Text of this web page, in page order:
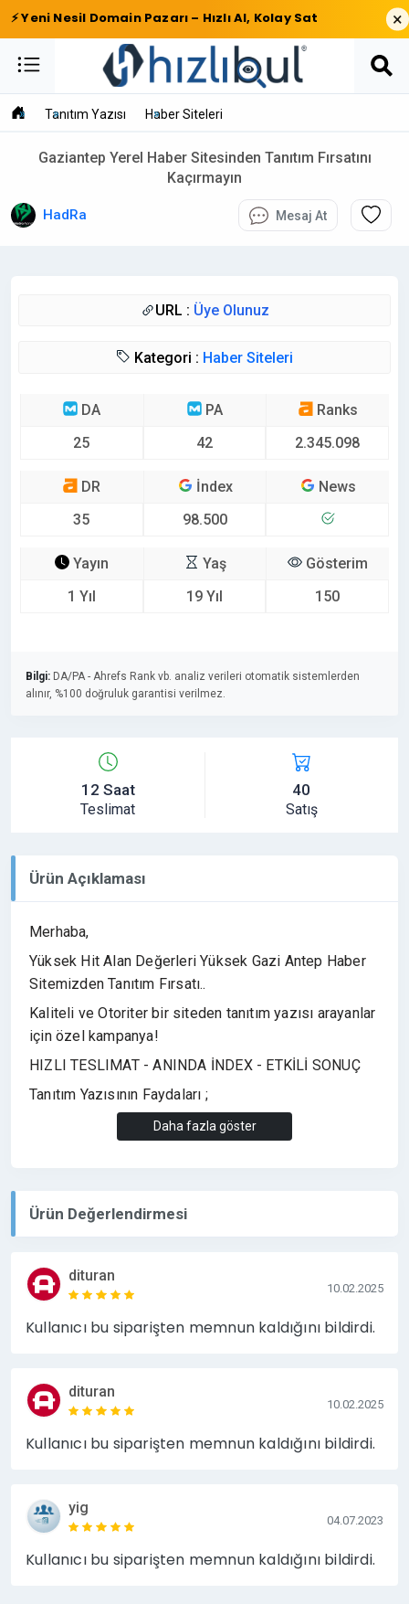
⚡ Yeni Nesil Domain Pazarı – Hızlı Al, Kolay Sat ×
Tanıtım Yazısı Haber Siteleri
Gaziantep Yerel Haber Sitesinden Tanıtım Fırsatını
Kaçırmayın
HadRa Mesaj At
URL : Üye Olunuz
Kategori : Haber Siteleri
DA
25
PA
42
Ranks
2.345.098
DR
35
İndex
98.500
News
Yayın
1 Yıl
Yaş
19 Yıl
Gösterim
150
Bilgi: DA/PA - Ahrefs Rank vb. analiz verileri otomatik sistemlerden
alınır, %100 doğruluk garantisi verilmez.
12 Saat
Teslimat
40
Satış
Ürün Açıklaması
Merhaba,
Yüksek Hit Alan Değerleri Yüksek Gazi Antep Haber
Sitemizden Tanıtım Fırsatı..
Kaliteli ve Otoriter bir siteden tanıtım yazısı arayanlar
için özel kampanya!
HIZLI TESLIMAT - ANINDA İNDEX - ETKİLİ SONUÇ
Tanıtım Yazısının Faydaları ;
Ürün/Marka, Web Site tanıtımı yapılabilir.
Sitenizin Google sıralamasında yükselmesine etki
eder.
Sitenizin popülerliğinizi arttırarak marka bilinirliği
sağlar.
Sitenizin Hitinin artmasına yardımcı olur.
BİLGİLENDİRME ;
gönderebilirsiniz.
çıkışı yapabilirsiniz, Link çıkışları Do Follow olarak
Daha fazla göster
Ürün Değerlendirmesi
dituran
10.02.2025
Kullanıcı bu siparişten memnun kaldığını bildirdi.
dituran
10.02.2025
Kullanıcı bu siparişten memnun kaldığını bildirdi.
yig
04.07.2023
Kullanıcı bu siparişten memnun kaldığını bildirdi.